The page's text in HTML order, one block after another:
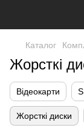
Каталог
Жорсткі
Відеокарти
Жорсткі диски